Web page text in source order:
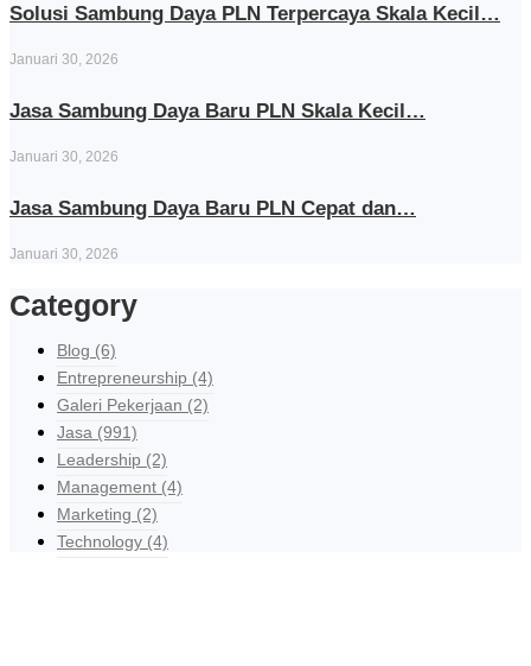
Solusi Sambung Daya PLN Terpercaya Skala Kecil…
Januari 30, 2026
Jasa Sambung Daya Baru PLN Skala Kecil…
Januari 30, 2026
Jasa Sambung Daya Baru PLN Cepat dan…
Januari 30, 2026
Category
Blog (6)
Entrepreneurship (4)
Galeri Pekerjaan (2)
Jasa (991)
Leadership (2)
Management (4)
Marketing (2)
Technology (4)